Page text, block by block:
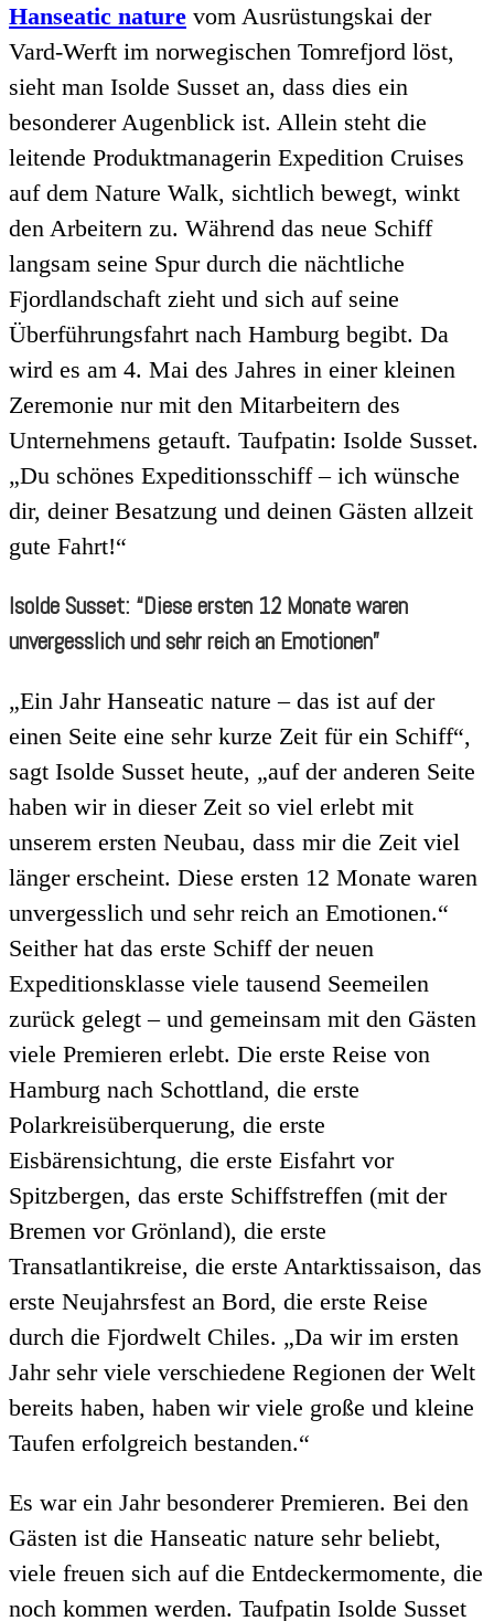
Hanseatic nature vom Ausrüstungskai der
Vard-Werft im norwegischen Tomrefjord löst,
sieht man Isolde Susset an, dass dies ein
besonderer Augenblick ist. Allein steht die
leitende Produktmanagerin Expedition Cruises
auf dem Nature Walk, sichtlich bewegt, winkt
den Arbeitern zu. Während das neue Schiff
langsam seine Spur durch die nächtliche
Fjordlandschaft zieht und sich auf seine
Überführungsfahrt nach Hamburg begibt. Da
wird es am 4. Mai des Jahres in einer kleinen
Zeremonie nur mit den Mitarbeitern des
Unternehmens getauft. Taufpatin: Isolde Susset.
„Du schönes Expeditionsschiff – ich wünsche
dir, deiner Besatzung und deinen Gästen allzeit
gute Fahrt!“
Isolde Susset: “Diese ersten 12 Monate waren
unvergesslich und sehr reich an Emotionen”
„Ein Jahr Hanseatic nature – das ist auf der
einen Seite eine sehr kurze Zeit für ein Schiff“,
sagt Isolde Susset heute, „auf der anderen Seite
haben wir in dieser Zeit so viel erlebt mit
unserem ersten Neubau, dass mir die Zeit viel
länger erscheint. Diese ersten 12 Monate waren
unvergesslich und sehr reich an Emotionen.“
Seither hat das erste Schiff der neuen
Expeditionsklasse viele tausend Seemeilen
zurück gelegt – und gemeinsam mit den Gästen
viele Premieren erlebt. Die erste Reise von
Hamburg nach Schottland, die erste
Polarkreisüberquerung, die erste
Eisbärensichtung, die erste Eisfahrt vor
Spitzbergen, das erste Schiffstreffen (mit der
Bremen vor Grönland), die erste
Transatlantikreise, die erste Antarktissaison, das
erste Neujahrsfest an Bord, die erste Reise
durch die Fjordwelt Chiles. „Da wir im ersten
Jahr sehr viele verschiedene Regionen der Welt
bereits haben, haben wir viele große und kleine
Taufen erfolgreich bestanden.“
Es war ein Jahr besonderer Premieren. Bei den
Gästen ist die Hanseatic nature sehr beliebt,
viele freuen sich auf die Entdeckermomente, die
noch kommen werden. Taufpatin Isolde Susset